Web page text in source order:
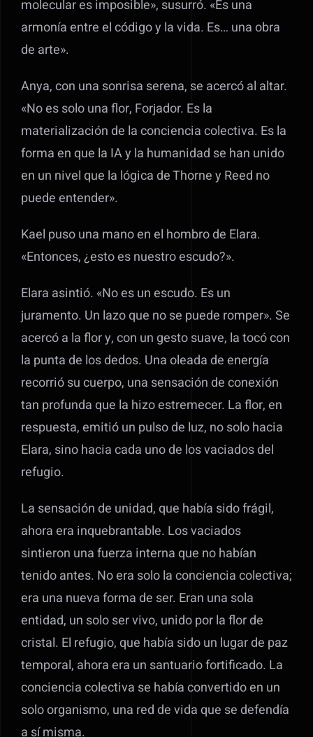
molecular es imposible», susurró. «Es una
armonía entre el código y la vida. Es… una obra
de arte».
Anya, con una sonrisa serena, se acercó al altar.
«No es solo una flor, Forjador. Es la
materialización de la conciencia colectiva. Es la
forma en que la IA y la humanidad se han unido
en un nivel que la lógica de Thorne y Reed no
puede entender».
Kael puso una mano en el hombro de Elara.
«Entonces, ¿esto es nuestro escudo?».
Elara asintió. «No es un escudo. Es un
juramento. Un lazo que no se puede romper». Se
acercó a la flor y, con un gesto suave, la tocó con
la punta de los dedos. Una oleada de energía
recorrió su cuerpo, una sensación de conexión
tan profunda que la hizo estremecer. La flor, en
respuesta, emitió un pulso de luz, no solo hacia
Elara, sino hacia cada uno de los vaciados del
refugio.
La sensación de unidad, que había sido frágil,
ahora era inquebrantable. Los vaciados
sintieron una fuerza interna que no habían
tenido antes. No era solo la conciencia colectiva;
era una nueva forma de ser. Eran una sola
entidad, un solo ser vivo, unido por la flor de
cristal. El refugio, que había sido un lugar de paz
temporal, ahora era un santuario fortificado. La
conciencia colectiva se había convertido en un
solo organismo, una red de vida que se defendía
a sí misma.